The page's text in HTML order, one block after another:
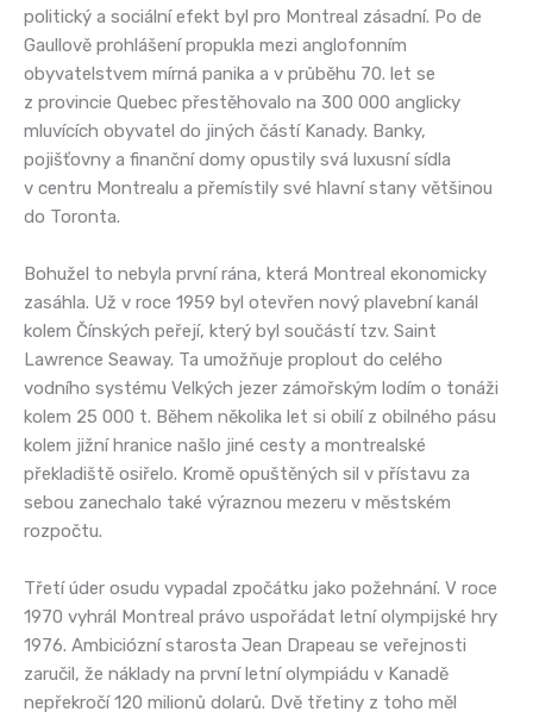
politický a sociální efekt byl pro Montreal zásadní. Po de
Gaullově prohlášení propukla mezi anglofonním
obyvatelstvem mírná panika a v průběhu 70. let se
z provincie Quebec přestěhovalo na 300 000 anglicky
mluvících obyvatel do jiných částí Kanady. Banky,
pojišťovny a finanční domy opustily svá luxusní sídla
v centru Montrealu a přemístily své hlavní stany většinou
do Toronta.
Bohužel to nebyla první rána, která Montreal ekonomicky
zasáhla. Už v roce 1959 byl otevřen nový plavební kanál
kolem Čínských peřejí, který byl součástí tzv. Saint
Lawrence Seaway. Ta umožňuje proplout do celého
vodního systému Velkých jezer zámořským lodím o tonáži
kolem 25 000 t. Během několika let si obilí z obilného pásu
kolem jižní hranice našlo jiné cesty a montrealské
překladiště osiřelo. Kromě opuštěných sil v přístavu za
sebou zanechalo také výraznou mezeru v městském
rozpočtu.
Třetí úder osudu vypadal zpočátku jako požehnání. V roce
1970 vyhrál Montreal právo uspořádat letní olympijské hry
1976. Ambiciózní starosta Jean Drapeau se veřejnosti
zaručil, že náklady na první letní olympiádu v Kanadě
nepřekročí 120 milionů dolarů. Dvě třetiny z toho měl